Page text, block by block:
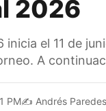
2026
inicia el 11 de
A
PM✍️ Andrés Paredes